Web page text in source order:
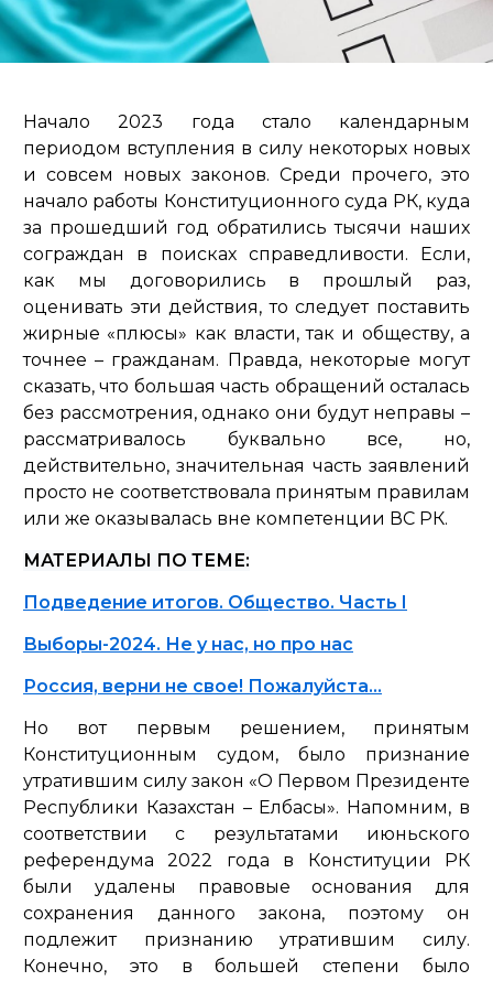
Начало 2023 года стало календарным
периодом вступления в силу некоторых новых
и совсем новых законов. Среди прочего, это
начало работы Конституционного суда РК, куда
за прошедший год обратились тысячи наших
сограждан в поисках справедливости. Если,
как мы договорились в прошлый раз,
оценивать эти действия, то следует поставить
жирные «плюсы» как власти, так и обществу, а
точнее – гражданам. Правда, некоторые могут
сказать, что большая часть обращений осталась
без рассмотрения, однако они будут неправы –
рассматривалось буквально все, но,
действительно, значительная часть заявлений
просто не соответствовала принятым правилам
или же оказывалась вне компетенции ВС РК.
МАТЕРИАЛЫ ПО ТЕМЕ:
Подведение итогов. Общество. Часть I
Выборы-2024. Не у нас, но про нас
Россия, верни не свое! Пожалуйста…
Но вот первым решением, принятым
Конституционным судом, было признание
утратившим силу закон «О Первом Президенте
Республики Казахстан – Елбасы». Напомним, в
соответствии с результатами июньского
референдума 2022 года в Конституции РК
были удалены правовые основания для
сохранения данного закона, поэтому он
подлежит признанию утратившим силу.
Конечно, это в большей степени было